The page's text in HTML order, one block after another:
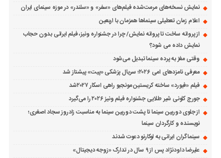
نمایش نسخه‌های مرمت‌شده فیلم‌های «سفر» و «سلندر» در موزه سینمای ایران
اعلام زمان تعطیلی سینماها همزمان با اربعین
از پروانه ساخت تا پروانه نمایش/ چرا در جشنواره ونیز، فیلم ایرانی بدون حجاب
نمایش داده می شود؟
وقتی مغز به پرده سینما تبدیل می‌شود
معرفی نامزدهای امی ۲۰۲۶؛ سریال پزشکی «پیت» پیشتاز شد
فیلم «فیورد» ساخته کریستین مونجیو راهی اسکار ۲۰۲۷شد
جورج کلونی شیر طلایی جشنواره فیلم ونیز ۲۰۲۶ را می‌گیرد
از جلوی دوربین سینما تا پشت دوربین سینما به مناسبت زادروز سجاد اصغری؛
نویسنده و کارگردان سینما
سینماگران ایرانی به لوکارنو دعوت شدند
علیرضا داودنژاد پس از ۹ سال در تدارک «زوجه دیجیتال»